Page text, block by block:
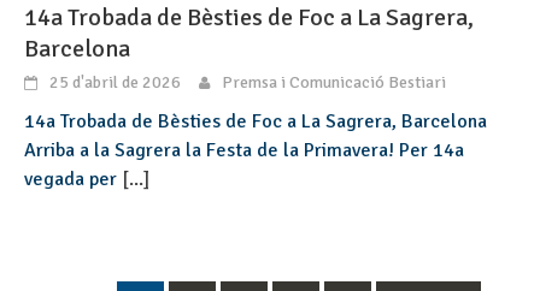
14a Trobada de Bèsties de Foc a La Sagrera,
Barcelona
25 d'abril de 2026 Premsa i Comunicació Bestiari
14a Trobada de Bèsties de Foc a La Sagrera, Barcelona
Arriba a la Sagrera la Festa de la Primavera! Per 14a
vegada per [...]